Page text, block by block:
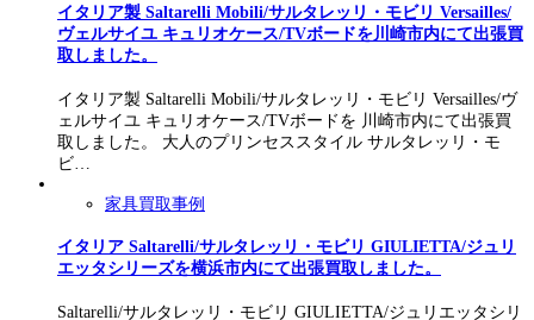
イタリア製 Saltarelli Mobili/サルタレッリ・モビリ Versailles/
ヴェルサイユ キュリオケース/TVボードを川崎市内にて出張買
取しました。
イタリア製 Saltarelli Mobili/サルタレッリ・モビリ Versailles/ヴ
ェルサイユ キュリオケース/TVボードを 川崎市内にて出張買
取しました。 大人のプリンセススタイル サルタレッリ・モ
ビ…
家具買取事例
イタリア Saltarelli/サルタレッリ・モビリ GIULIETTA/ジュリ
エッタシリーズを横浜市内にて出張買取しました。
Saltarelli/サルタレッリ・モビリ GIULIETTA/ジュリエッタシリ